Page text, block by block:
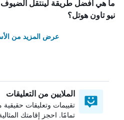
ما هي أفضل طريقة لينتقل الضيوف
نيو تاون هوتل؟
عرض المزيد من
الملايين من التعليقات
تقييمات وتعليقات حقيقية
تمامًا. احجز إقامتك